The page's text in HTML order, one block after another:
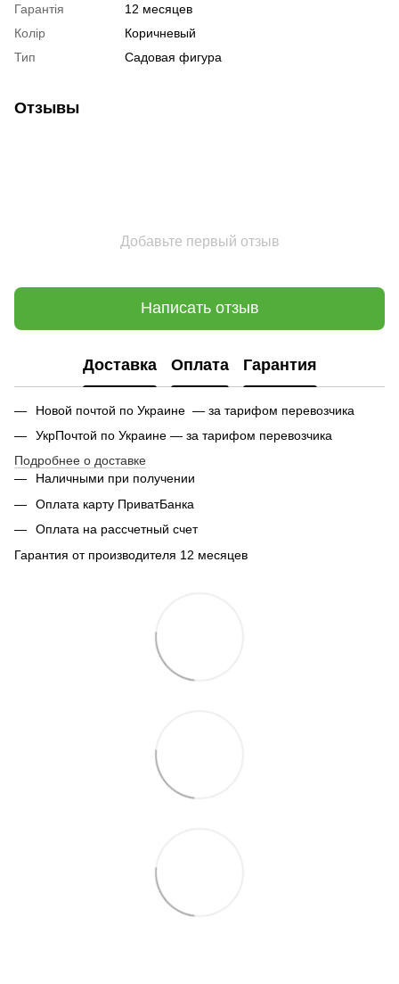
Гарантія
12 месяцев
Колір
Коричневый
Тип
Садовая фигура
Отзывы
Добавьте первый отзыв
Написать отзыв
Доставка Оплата Гарантия
Новой почтой по Украине — за тарифом перевозчика
УкрПочтой по Украине — за тарифом перевозчика
Подробнее о доставке
Наличными при получении
Оплата карту ПриватБанка
Оплата на рассчетный счет
Гарантия от производителя 12 месяцев